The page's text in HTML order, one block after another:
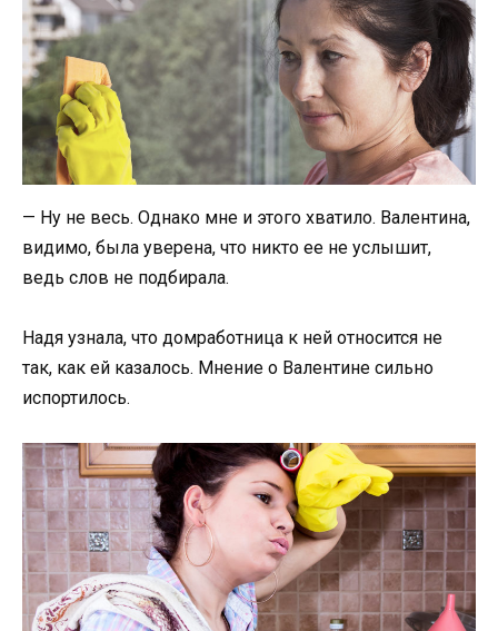
— Ну не весь. Однако мне и этого хватило. Валентина,
видимо, была уверена, что никто ее не услышит,
ведь слов не подбирала.
Надя узнала, что домработница к ней относится не
так, как ей казалось. Мнение о Валентине сильно
испортилось.